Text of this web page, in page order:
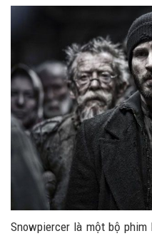
Snowpiercer là một bộ